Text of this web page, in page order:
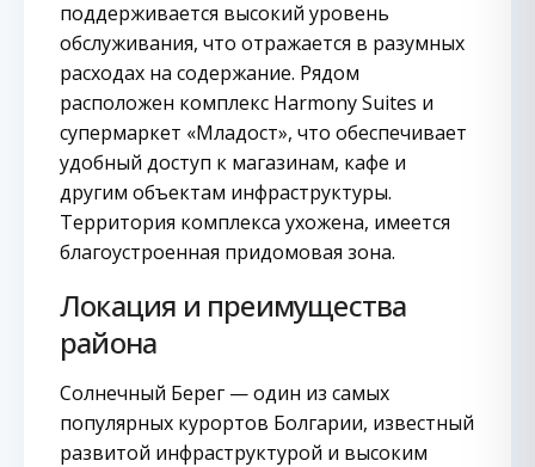
поддерживается высокий уровень
обслуживания, что отражается в разумных
расходах на содержание. Рядом
расположен комплекс Harmony Suites и
супермаркет «Младост», что обеспечивает
удобный доступ к магазинам, кафе и
другим объектам инфраструктуры.
Территория комплекса ухожена, имеется
благоустроенная придомовая зона.
Локация и преимущества
района
Солнечный Берег — один из самых
популярных курортов Болгарии, известный
развитой инфраструктурой и высоким